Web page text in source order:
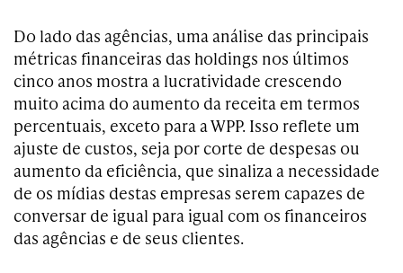
Do lado das agências, uma análise das principais
métricas financeiras das holdings nos últimos
cinco anos mostra a lucratividade crescendo
muito acima do aumento da receita em termos
percentuais, exceto para a WPP. Isso reflete um
ajuste de custos, seja por corte de despesas ou
aumento da eficiência, que sinaliza a necessidade
de os mídias destas empresas serem capazes de
conversar de igual para igual com os financeiros
das agências e de seus clientes.